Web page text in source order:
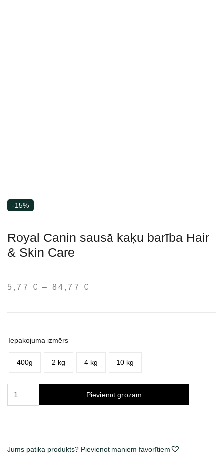
-15%
Royal Canin sausā kaķu barība Hair
& Skin Care
5,77 € – 84,77€
Iepakojuma izmērs
400g 2 kg 4 kg 10 kg
Care
Pievienot grozam
Jums patika produkts? Pievienot maniem favorītiem